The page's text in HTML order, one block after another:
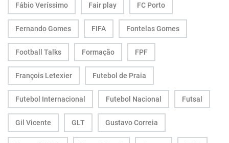
Fábio Veríssimo Fair play FC Porto
Fernando Gomes FIFA Fontelas Gomes
Football Talks Formação FPF
François Letexier Futebol de Praia
Futebol Internacional Futebol Nacional Futsal
Gil Vicente GLT Gustavo Correia